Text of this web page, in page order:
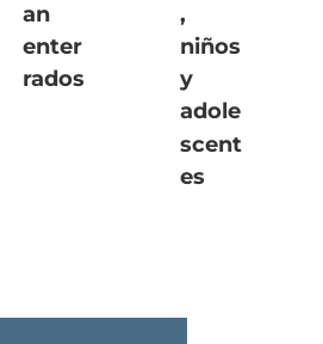
an
enter
rados
,
niños
y
adole
scent
es